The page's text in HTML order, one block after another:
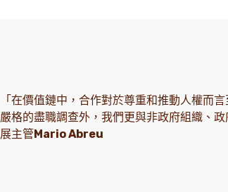
「在價值鏈中，合作對於尊重和推動人權而
嚴格的盡職調查外，我們更與非政府組織、
展主管Mario Abreu